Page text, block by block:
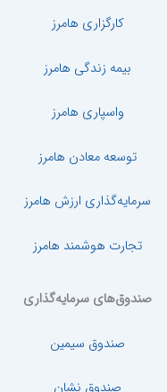
کارگزاری هامرز
بیمه زندگی هامرز
واسپاری هامرز
توسعه معادن هامرز
سرمایه‌گذاری ارزش هامرز
تجارت هوشمند هامرز
صندوق‌های سرمایه‌گذاری
صندوق سیمین